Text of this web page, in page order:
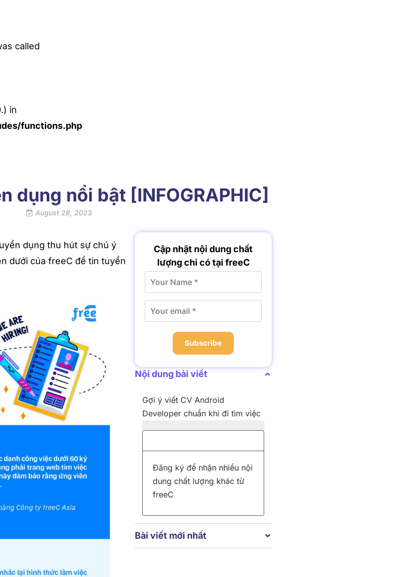
called
in
functions.php
dụng nổi bật [INFOGRAPHIC]
August 28, 2023
dụng thu hút sự chú ý
dưới của freeC để tin tuyển
Cập nhật nội dung chất
lượng chỉ có tại freeC
Subscribe
Nội dung bài viết
Gợi ý viết CV Android
Developer chuẩn khi đi tìm việc
Đăng ký để nhận nhiều nội
dung chất lượng khác từ
freeC
Bài viết mới nhất